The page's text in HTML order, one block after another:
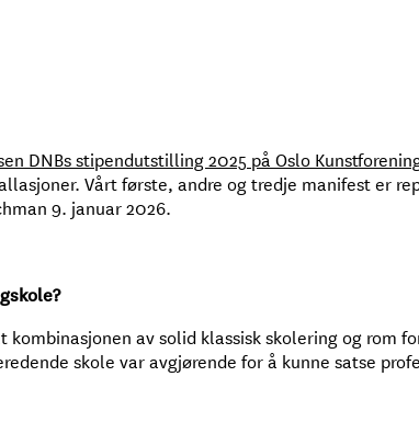
DNBs stipendutstilling 2025 på Oslo
Vårt første, andre og tredje manifest er
9. januar 2026.
av solid klassisk skolering og rom
skole var avgjørende for å kunne satse